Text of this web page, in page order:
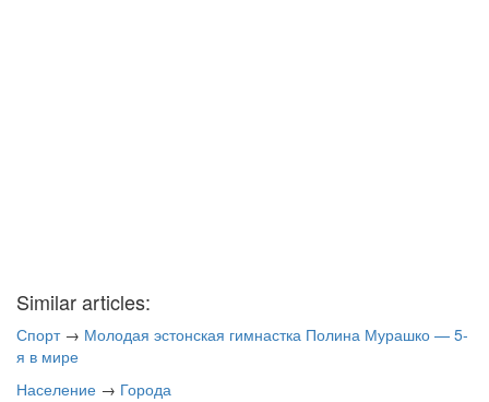
Similar articles:
Спорт→ Молодая эстонская гимнастка Полина Мурашко — 5-
я в мире
Население → Города